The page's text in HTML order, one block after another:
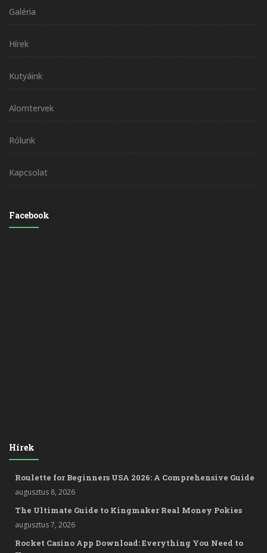
Galéria
Hírek
Kutyáink
Alomtervek
Rólunk
Kapcsolat
Facebook
Hírek
Roulette for Beginners USA 2026: A Comprehensive Guide
augusztus 8, 2026
The Ultimate Guide to Kingmaker Real Money Pokies
augusztus 7, 2026
Rocket Casino App Download: Everything You Need to